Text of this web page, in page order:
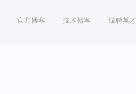
官方博客 技术博客 诚聘英才